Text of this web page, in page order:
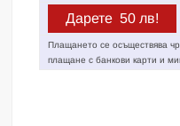
Плащането се осъществява
плащане с банкови карти и